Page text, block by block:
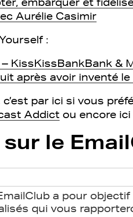
Aurélie Casimir
:
KissKissBankBank &
après avoir inventé
par ici si vous
Addict ou encore
le
a pour
qui vous